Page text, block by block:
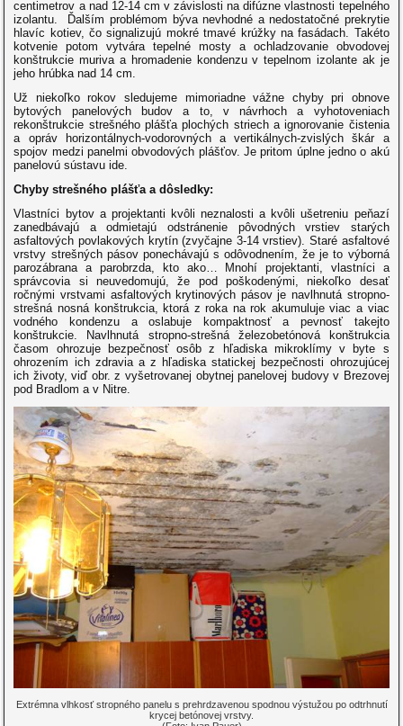
centimetrov a nad 12-14 cm v závislosti na difúzne vlastnosti tepelného
izolantu. Ďalším problémom býva nevhodné a nedostatočné prekrytie
hlavíc kotiev, čo signalizujú mokré tmavé krúžky na fasádach. Takéto
kotvenie potom vytvára tepelné mosty a ochladzovanie obvodovej
konštrukcie muriva a hromadenie kondenzu v tepelnom izolante ak je
jeho hrúbka nad 14 cm.
Už niekoľko rokov sledujeme mimoriadne vážne chyby pri obnove
bytových panelových budov a to, v návrhoch a vyhotoveniach
rekonštrukcie strešného plášťa plochých striech a ignorovanie čistenia
a opráv horizontálnych-vodorovných a vertikálnych-zvislých škár a
spojov medzi panelmi obvodových plášťov. Je pritom úplne jedno o akú
panelovú sústavu ide.
Chyby strešného plášťa a dôsledky:
Vlastníci bytov a projektanti kvôli neznalosti a kvôli ušetreniu peňazí
zanedbávajú a odmietajú odstránenie pôvodných vrstiev starých
asfaltových povlakových krytín (zvyčajne 3-14 vrstiev). Staré asfaltové
vrstvy strešných pásov ponechávajú s odôvodnením, že je to výborná
parozábrana a parobrzda, kto ako… Mnohí projektanti, vlastníci a
správcovia si neuvedomujú, že pod poškodenými, niekoľko desať
ročnými vrstvami asfaltových krytinových pásov je navlhnutá stropno-
strešná nosná konštrukcia, ktorá z roka na rok akumuluje viac a viac
vodného kondenzu a oslabuje kompaktnosť a pevnosť takejto
konštrukcie. Navlhnutá stropno-strešná železobetónová konštrukcia
časom ohrozuje bezpečnosť osôb z hľadiska mikroklímy v byte s
ohrozením ich zdravia a z hľadiska statickej bezpečnosti ohrozujúcej
ich životy, viď obr. z vyšetrovanej obytnej panelovej budovy v Brezovej
pod Bradlom a v Nitre.
Extrémna vlhkosť stropného panelu s prehrdzavenou spodnou výstužou po odtrhnutí
krycej betónovej vrstvy.